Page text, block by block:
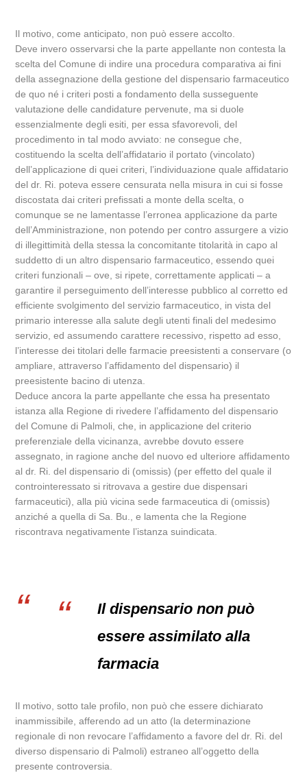
Il motivo, come anticipato, non può essere accolto.
Deve invero osservarsi che la parte appellante non contesta la
scelta del Comune di indire una procedura comparativa ai fini
della assegnazione della gestione del dispensario farmaceutico
de quo né i criteri posti a fondamento della susseguente
valutazione delle candidature pervenute, ma si duole
essenzialmente degli esiti, per essa sfavorevoli, del
procedimento in tal modo avviato: ne consegue che,
costituendo la scelta dell’affidatario il portato (vincolato)
dell’applicazione di quei criteri, l’individuazione quale affidatario
del dr. Ri. poteva essere censurata nella misura in cui si fosse
discostata dai criteri prefissati a monte della scelta, o
comunque se ne lamentasse l’erronea applicazione da parte
dell’Amministrazione, non potendo per contro assurgere a vizio
di illegittimità della stessa la concomitante titolarità in capo al
suddetto di un altro dispensario farmaceutico, essendo quei
criteri funzionali – ove, si ripete, correttamente applicati – a
garantire il perseguimento dell’interesse pubblico al corretto ed
efficiente svolgimento del servizio farmaceutico, in vista del
primario interesse alla salute degli utenti finali del medesimo
servizio, ed assumendo carattere recessivo, rispetto ad esso,
l’interesse dei titolari delle farmacie preesistenti a conservare (o
ampliare, attraverso l’affidamento del dispensario) il
preesistente bacino di utenza.
Deduce ancora la parte appellante che essa ha presentato
istanza alla Regione di rivedere l’affidamento del dispensario
del Comune di Palmoli, che, in applicazione del criterio
preferenziale della vicinanza, avrebbe dovuto essere
assegnato, in ragione anche del nuovo ed ulteriore affidamento
al dr. Ri. del dispensario di (omissis) (per effetto del quale il
controinteressato si ritrovava a gestire due dispensari
farmaceutici), alla più vicina sede farmaceutica di (omissis)
anziché a quella di Sa. Bu., e lamenta che la Regione
riscontrava negativamente l’istanza suindicata.
Il dispensario non può
essere assimilato alla
farmacia
Il motivo, sotto tale profilo, non può che essere dichiarato
inammissibile, afferendo ad un atto (la determinazione
regionale di non revocare l’affidamento a favore del dr. Ri. del
diverso dispensario di Palmoli) estraneo all’oggetto della
presente controversia.